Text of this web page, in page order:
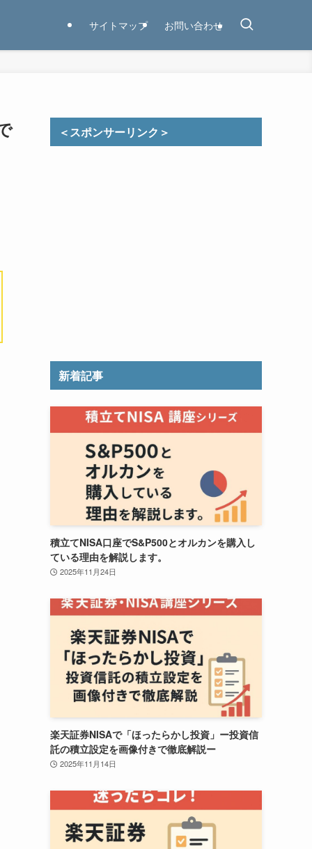
サイトマップ お問い合わせ
＜スポンサーリンク＞
新着記事
積立てNISA口座でS&P500とオルカンを購入し
ている理由を解説します。
2025年11月24日
楽天証券NISAで「ほったらかし投資」ー投資信
託の積立設定を画像付きで徹底解説ー
2025年11月14日